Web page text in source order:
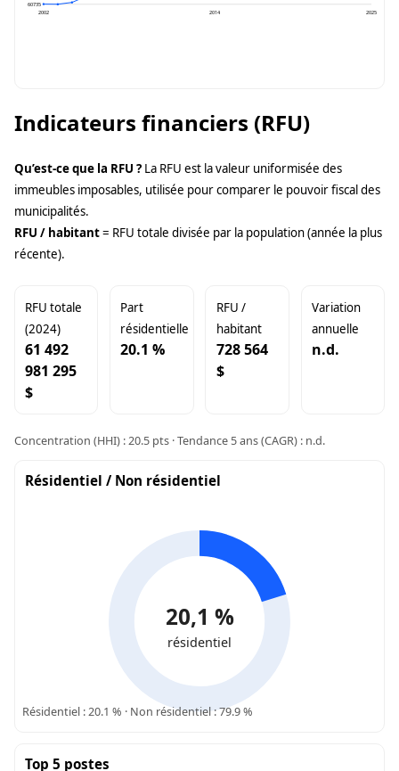
60735
2002
2014 2025
Indicateurs financiers (RFU)
Qu’est-ce que la RFU ? La RFU est la valeur uniformisée des
immeubles imposables, utilisée pour comparer le pouvoir fiscal des
municipalités.
RFU / habitant= RFU totale divisée par la population (année la plus
récente).
RFU totale
(2024)
61 492
981 295
$
Part
résidentielle
20.1 %
RFU /
habitant
728 564
$
Variation
annuelle
n.d.
Concentration (HHI) : 20.5 pts · Tendance 5 ans (CAGR) : n.d.
Résidentiel / Non résidentiel
20,1 %
résidentiel
Résidentiel : 20.1 % · Non résidentiel : 79.9 %
Top 5 postes